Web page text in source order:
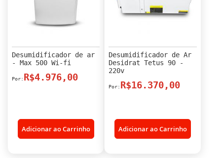
Desumidificador de ar
- Max 500 Wi-fi
R$4.976,00
Adicionar ao Carrinho
Desumidificador de Ar
Desidrat Tetus 90 -
220v
R$16.370,00
Adicionar ao Carrinho